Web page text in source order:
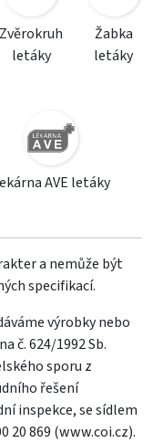
Zvěrokruh
letáky
Žabka
letáky
AVE letáky
a nemůže být
specifikací.
výrobky nebo
č. 624/1992 Sb.
sporu z
řešení
inspekce, se sídlem
20 869 (www.coi.cz).